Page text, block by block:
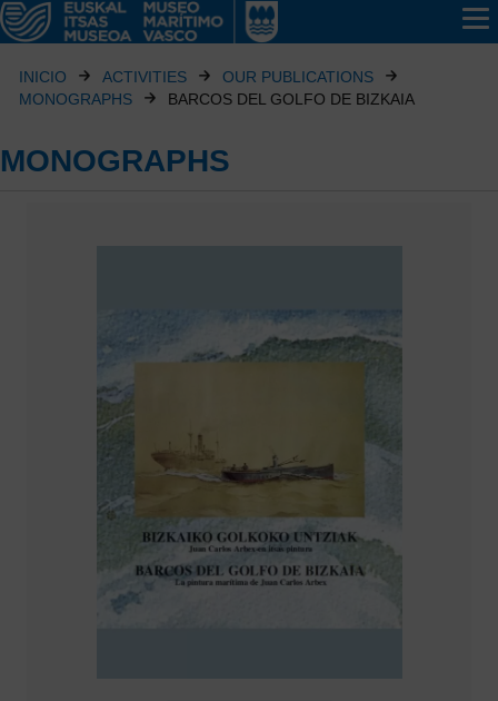
INICIO ACTIVITIES
OUR PUBLICATIONS
MONOGRAPHS
BARCOS DEL GOLFO DE BIZKAIA
MONOGRAPHS